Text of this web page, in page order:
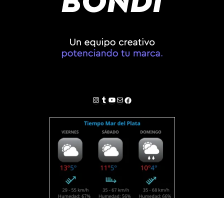
Instagram
Tumblr
YouTube
Correo electrónico
Facebook